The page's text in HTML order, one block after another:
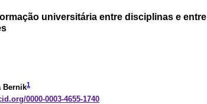
universitária entre disciplinas e entre
Bernik1
0000-0003-4655-1740